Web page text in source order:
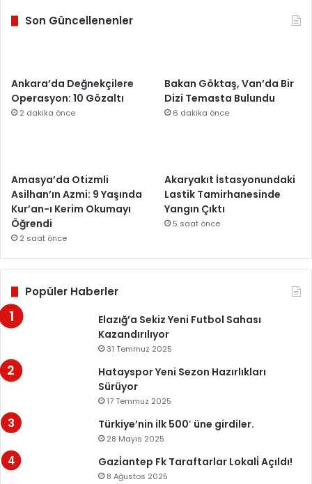
Son Güncellenenler
Ankara’da Değnekçilere
Operasyon: 10 Gözaltı
2 dakika önce
Bakan Göktaş, Van’da Bir
Dizi Temasta Bulundu
6 dakika önce
Amasya’da Otizmli
Asilhan’ın Azmi: 9 Yaşında
Kur’an-ı Kerim Okumayı
Öğrendi
2 saat önce
Akaryakıt İstasyonundaki
Lastik Tamirhanesinde
Yangın Çıktı
5 saat önce
Popüler Haberler
Elazığ’a Sekiz Yeni Futbol Sahası
Kazandırılıyor
31 Temmuz 2025
Hatayspor Yeni Sezon Hazırlıkları
Sürüyor
17 Temmuz 2025
Türkiye’nin ilk 500′ üne girdiler.
28 Mayıs 2025
Gazi̇antep Fk Taraftarlar Lokali̇ Açıldı!
8 Ağustos 2025